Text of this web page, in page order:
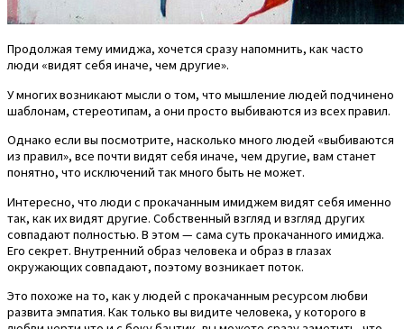
Продолжая тему имиджа, хочется сразу напомнить, как часто
люди «видят себя иначе, чем другие».
У многих возникают мысли о том, что мышление людей подчинено
шаблонам, стереотипам, а они просто выбиваются из всех правил.
Однако если вы посмотрите, насколько много людей «выбиваются
из правил», все почти видят себя иначе, чем другие, вам станет
понятно, что исключений так много быть не может.
Интересно, что люди с прокачанным имиджем видят себя именно
так, как их видят другие. Собственный взгляд и взгляд других
совпадают полностью. В этом — сама суть прокачанного имиджа.
Его секрет. Внутренний образ человека и образ в глазах
окружающих совпадают, поэтому возникает поток.
Это похоже на то, как у людей с прокачанным ресурсом любви
развита эмпатия. Как только вы видите человека, у которого в